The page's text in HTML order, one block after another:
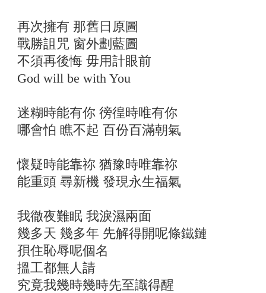
再次擁有 那舊日原圖
戰勝詛咒 窗外劃藍圖
不須再後悔 毋用計眼前
God will be with You
迷糊時能有你 徬徨時唯有你
哪會怕 瞧不起 百份百滿朝氣
懷疑時能靠祢 猶豫時唯靠祢
能重頭 尋新機 發現永生福氣
我徹夜難眠 我淚濕兩面
幾多天 幾多年 先解得開呢條鐵鏈
孭住恥辱呢個名
搵工都無人請
究竟我幾時幾時先至識得醒